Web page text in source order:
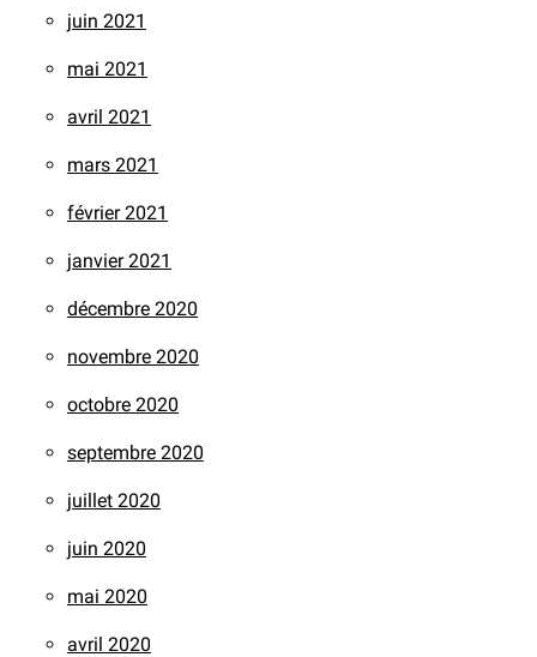
juin 2021
mai 2021
avril 2021
mars 2021
février 2021
janvier 2021
décembre 2020
novembre 2020
octobre 2020
septembre 2020
juillet 2020
juin 2020
mai 2020
avril 2020